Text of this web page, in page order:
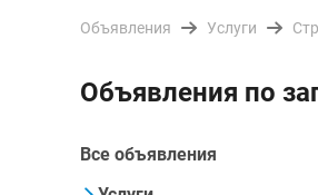
Объявления Услуги
Объявления по
Все объявления